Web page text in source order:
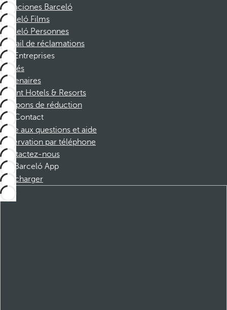
Vacaciones Barceló
Barceló Films
Barceló Personnes
Portail de réclamations
Entreprises
Affiliés
Partenaires
Dorint Hotels & Resorts
Coupons de réduction
Contact
Foire aux questions et aide
Réservation par téléphone
Contactez-nous
Barceló App
Télécharger